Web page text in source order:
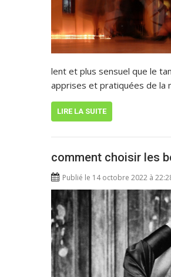
lent et plus sensuel que le
apprises et pratiquées de la
LIRE LA SUITE
comment choisir les
Publié le 14 octobre 2022 à